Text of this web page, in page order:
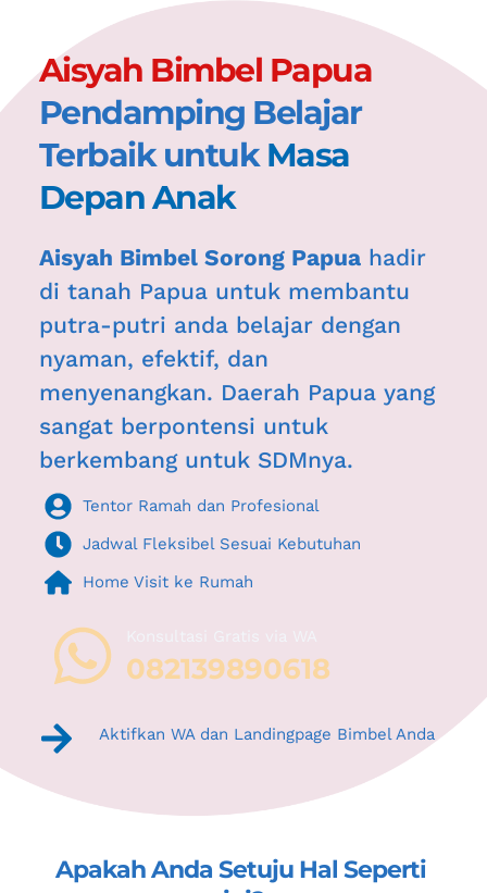
Pendamping Belajar
Terbaik untuk Masa
Depan Anak
Aisyah Bimbel Sorong Papua hadir
di tanah Papua untuk membantu
putra-putri anda belajar dengan
nyaman, efektif, dan
menyenangkan. Daerah Papua yang
sangat berpontensi untuk
berkembang untuk SDMnya.
Tentor Ramah dan Profesional
Jadwal Fleksibel Sesuai Kebutuhan
Home Visit ke Rumah
082139890618
Aktifkan WA dan Landingpage Bimbel Anda
Apakah Anda Setuju Hal Seperti